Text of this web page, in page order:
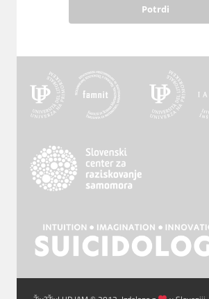
Potrdi